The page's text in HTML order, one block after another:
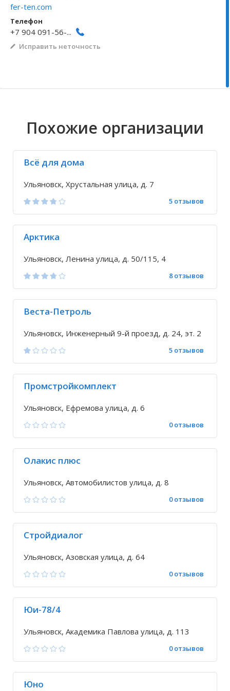
Волгоградская область
Кировоградская область
Восточно-Казахстанская область
Архангельское
fer-ten.com
Телефон
+7 904 091-56-...
Исправить неточность
Похожие организации
Всё для дома
Ульяновск, Хрустальная улица, д. 7
5 отзывов
Арктика
Ульяновск, Ленина улица, д. 50/115, 4
8 отзывов
Веста-Петроль
Ульяновск, Инженерный 9-й проезд, д. 24, эт. 2
5 отзывов
Промстройкомплект
Ульяновск, Ефремова улица, д. 6
0 отзывов
Олакис плюс
Ульяновск, Автомобилистов улица, д. 8
0 отзывов
Стройдиалог
Ульяновск, Азовская улица, д. 64
0 отзывов
Юи-78/4
Ульяновск, Академика Павлова улица, д. 113
0 отзывов
Юно